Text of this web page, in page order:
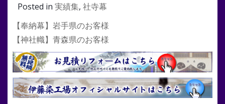
Posted in 実績集, 社寺幕
投
稿
ナ
ビ
ゲ
ー
シ
ョ
ン
【奉納幕】岩手県のお客様
【神社幟】青森県のお客様